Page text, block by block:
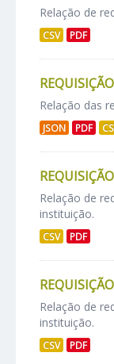
Relação de
CSV PDF
Relação das
JSON PDF
Relação de
instituição.
CSV PDF
Relação de
instituição.
CSV PDF